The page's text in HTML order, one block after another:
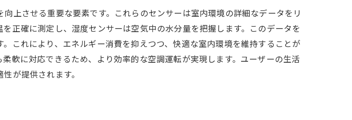
上させる重要な要素です。これらのセンサーは室内環境の詳細なデータをリ
正確に測定し、湿度センサーは空気中の水分量を把握します。このデータを
これにより、エネルギー消費を抑えつつ、快適な室内環境を維持することが
軟に対応できるため、より効率的な空調運転が実現します。ユーザーの生活
が提供されます。